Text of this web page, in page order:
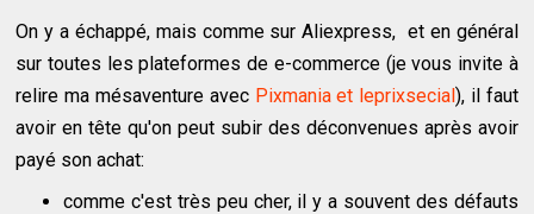
On y a échappé, mais comme sur Aliexpress, et en général
sur toutes les plateformes de e-commerce (je vous invite à
relire ma mésaventure avec Pixmania et leprixsecial), il faut
avoir en tête qu'on peut subir des déconvenues après avoir
payé son achat:
comme c'est très peu cher, il y a souvent des défauts